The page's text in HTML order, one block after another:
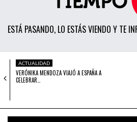
ESTÁ PASANDO, LO ESTÁS VIENDO Y TE
POLÍTICA
ECONOMÍA
SOCIEDAD
OPINIÓN
ACTUALIDAD
VERÓNIKA MENDOZA VIAJÓ A ESPAÑA A
CELEBRAR…